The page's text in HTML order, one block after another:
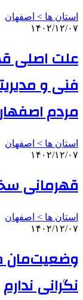
استان ها > اصفهان
۱۴۰۲/۱۲/۰۷
علت اصلی
فنی و
مردم
استان ها > اصفهان
۱۴۰۲/۱۲/۰۷
قهرمانی
استان ها > اصفهان
۱۴۰۲/۱۲/۰۷
وضعیت‌مان
نگرانی ندارم